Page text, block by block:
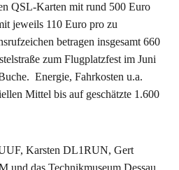
QSL-Karten mit rund 500 Euro
jeweils 110 Euro pro zu
betragen insgesamt 660
zum Flugplatzfest im Juni
Energie, Fahrkosten u.a.
Mittel bis auf geschätzte 1.600
Karsten DL1RUN, Gert